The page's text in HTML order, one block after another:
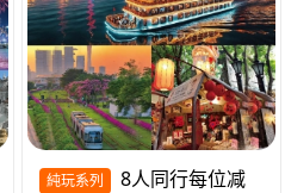
純玩系列